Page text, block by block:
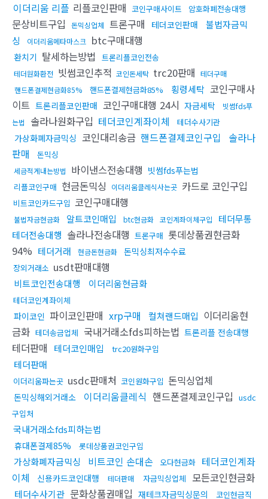
이더리움 리플 리플코인판매 코인구매사이트 암호화폐전송대행
문상비트구입 돈믹싱업체 트론구매 테더코인판매
불법자금믹
싱
이더리움메타마스크 btc구매대행
환치기 탈세하는방법 트론리플코인전송
테더원화환전 빗썸코인추적 코인돈세탁 trc20판매 테더구매
핸드폰결제현금화85%
핸드폰결제현금화85% 횡령세탁 코인구매사
이트 트론리플코인판매 코인구매대행 24시 자금세탁
빗썸fds푸
는법
솔라나원화구입 테더코인계좌이체 테더수사기관
가상화폐자금믹싱 코인대리송금 핸드폰결제코인구입
솔라나
판매
돈믹싱
세금적게내는방법 바이낸스전송대행 빗썸fds푸는법
리플코인구매 현금돈믹싱 이더리움클레식사는곳 카드로 코인구입
비트코인카드구입 코인구매대행
불법자금현금화 알트코인매입 btc현금화 코인계좌이체구입
테더무통
테더전송대행 솔라나전송대행 트론구매 롯데상품권현금화
94% 테더거래 현금돈현금화 돈믹싱최저수수료
장외거래소 usdt판매대행
비트코인전송대행 이더리움현금화
테더코인계좌이체
파이코인 파이코인판매 xrp구매 컬쳐랜드매입 이더리움현
금화 테더송금업체 국내거래소fds피하는법 트론리플 전송대행
테더판매 테더코인매입 trc20원화구입
테더판매
이더리움파는곳 usdc판매처 코인원화구입 돈믹싱업체
돈믹싱해외거래소 이더리움클레식 핸드폰결제코인구입 usdc
구입처
국내거래소fds피하는법
휴대폰결제85% 롯데상품권코인구입
가상화폐자금믹싱 비트코인 손대손 오다현금화 테더코인계좌
이체
신용카드코인대행 테더판매 자금믹싱업체 모든코인현금화
테더수사기관 문화상품권매입 재테크자금믹싱문의
코인현금직